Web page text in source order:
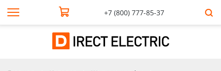
+7 (800) 777-85-37